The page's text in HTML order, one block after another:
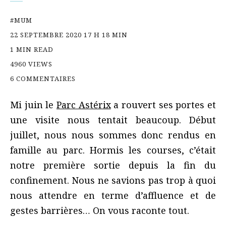
#MUM
22 SEPTEMBRE 2020 17 H 18 MIN
1 MIN READ
4960 VIEWS
6 COMMENTAIRES
Mi juin le Parc Astérixa rouvert ses portes et
une visite nous tentait beaucoup. Début
juillet, nous nous sommes donc rendus en
famille au parc. Hormis les courses, c’était
notre première sortie depuis la fin du
confinement. Nous ne savions pas trop à quoi
nous attendre en terme d’affluence et de
gestes barrières… On vous raconte tout.